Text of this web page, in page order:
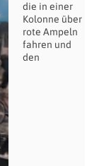
die in einer
Kolonne über
rote Ampeln
fahren und
den